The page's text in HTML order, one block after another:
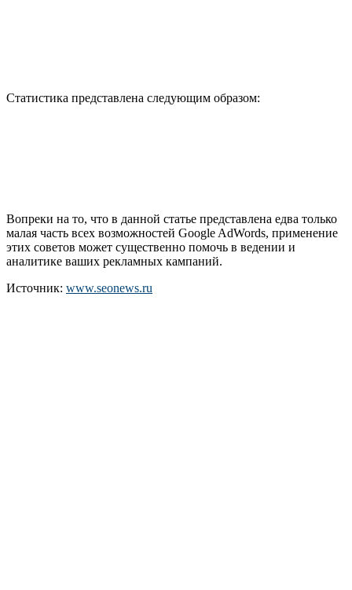
Статистика представлена следующим образом:
Вопреки на то, что в данной статье представлена едва только
малая часть всех возможностей Google AdWords, применение
этих советов может существенно помочь в ведении и
аналитике ваших рекламных кампаний.
Источник: www.seonews.ru